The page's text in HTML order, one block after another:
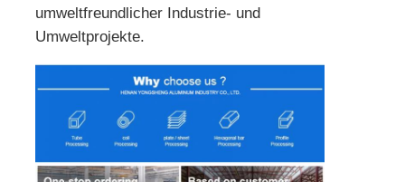
umweltfreundlicher Industrie- und
Umweltprojekte.